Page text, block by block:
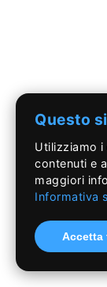
Questo
Utilizziamo
contenuti e
maggiori
Informativa
Accetta